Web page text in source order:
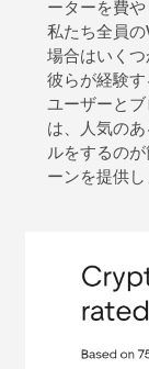
ーターを費や
私たち全員
場合はいく
彼らが経験
ユーザーと
は、人気の
ルをするの
ーンを提供し